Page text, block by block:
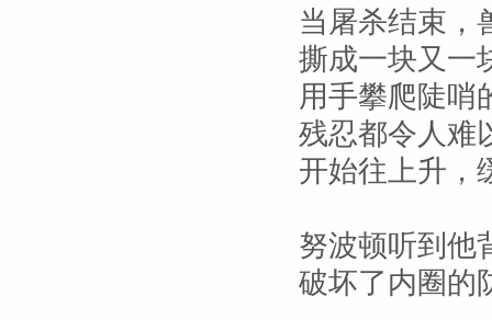
当屠杀结束，
撕成一块又一
用手攀爬陡哨
残忍都令人难
开始往上升，
努波顿听到他
破坏了内圈的